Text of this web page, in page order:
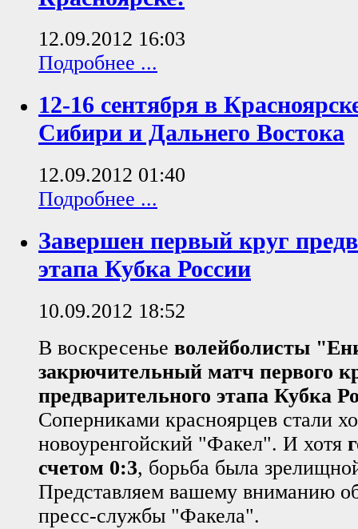
12.09.2012 16:03
Подробнее ...
12-16 сентября в
Сибири и Дальнего Востока
12.09.2012 01:40
Подробнее ...
Завершен первый круг
этапа Кубка России
10.09.2012 18:52
В воскресенье волейболисты
закрючительный матч первого
предварительного этапа Кубка
Соперниками красноярцев стали
новоуренгойский "Факел". И хотя
счетом 0:3, борьба была
Представляем вашему вниманию
пресс-службы "Факела".